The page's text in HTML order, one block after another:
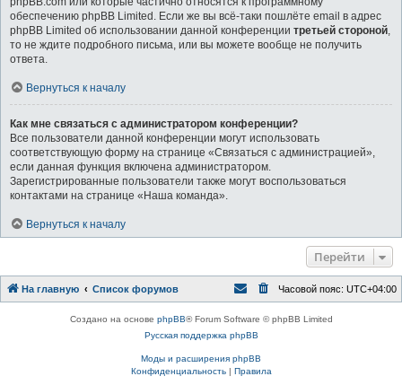
обеспечению phpBB Limited. Если же вы всё-таки пошлёте email в адрес
phpBB Limited об использовании данной конференции третьей стороной,
то не ждите подробного письма, или вы можете вообще не получить
ответа.
Вернуться к началу
Как мне связаться с администратором конференции?
Все пользователи данной конференции могут использовать
соответствующую форму на странице «Связаться с администрацией»,
если данная функция включена администратором.
Зарегистрированные пользователи также могут воспользоваться
контактами на странице «Наша команда».
Вернуться к началу
Перейти
На главную Список форумов Часовой пояс: UTC+04:00
Создано на основе phpBB® Forum Software © phpBB Limited
Русская поддержка phpBB
Моды и расширения phpBB
Конфиденциальность| Правила